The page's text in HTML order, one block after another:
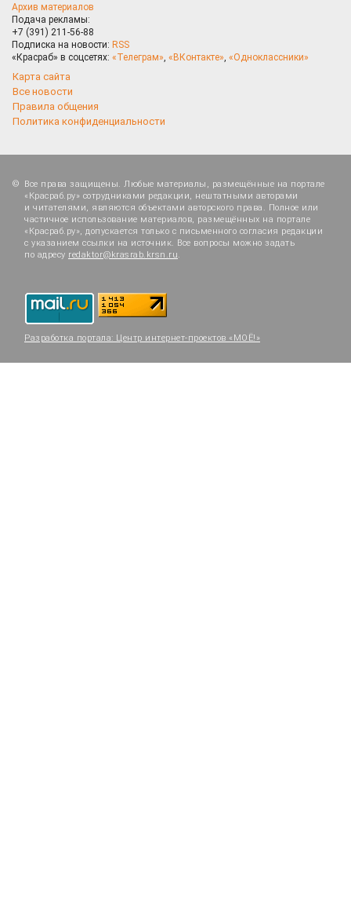
Архив материалов
Подача рекламы:
+7 (391) 211-56-88
Подписка на новости: RSS
«Красраб» в соцсетях: «Телеграм» «ВКонтакте» «Одноклассники»
Карта сайта
Все новости
Правила общения
Политика конфиденциальности
Все права защищены. Любые материалы, размещённые на портале
«Красраб.ру» сотрудниками редакции, нештатными авторами
и читателями, являются объектами авторского права. Полное или
частичное использование материалов, размещённых на портале
«Красраб.ру», допускается только с письменного согласия редакции
с указанием ссылки на источник. Все вопросы можно задать
по адресу redaktor@krasrab.krsn.ru.
Разработка портала: Центр интернет-проектов «МОЁ!»